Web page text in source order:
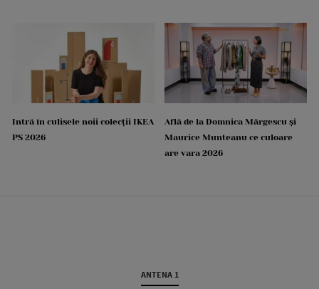
Intră în culisele noii colecții IKEA
PS 2026
Află de la Domnica Mărgescu și
Maurice Munteanu ce culoare
are vara 2026
ANTENA 1